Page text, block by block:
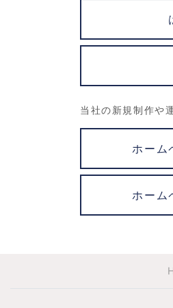
当社の新規制作や
ホーム
ホーム